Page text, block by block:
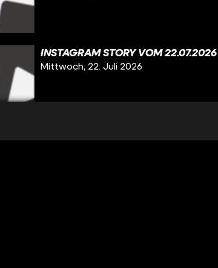
INSTAGRAM STORY VOM 22.07.2026
Mittwoch, 22. Juli 2026
Dienstag, 21. Juli 2026